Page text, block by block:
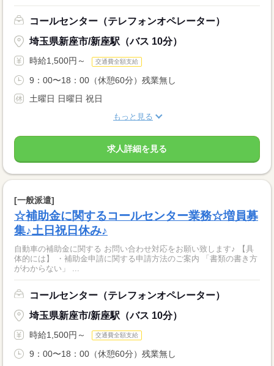
コールセンター（テレフォンオペレーター）
埼玉県新座市/新座駅（バス 10分）
時給1,500円～ 交通費全額支給
9：00〜18：00（休憩60分）残業無し
土曜日 日曜日 祝日
もっと見る
求人詳細を見る
[一般派遣]
☆補助金に関するコールセンター業務☆増員募
集♪土日祝日休み♪
自動車の補助金に関する お問い合わせ対応をお願い致します♪ 【具
体的には】 ・補助金申請に関する申請方法のご案内 「書類の書き方
がわからない」 ...
コールセンター（テレフォンオペレーター）
埼玉県新座市/新座駅（バス 10分）
時給1,500円～ 交通費全額支給
9：00〜18：00（休憩60分）残業無し